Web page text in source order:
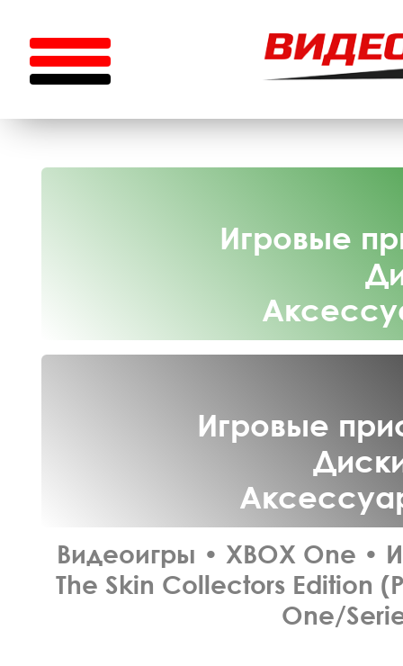
Игровые
Игровые
Видеоигры • XBOX One •
The Skin Collectors Edition
One/